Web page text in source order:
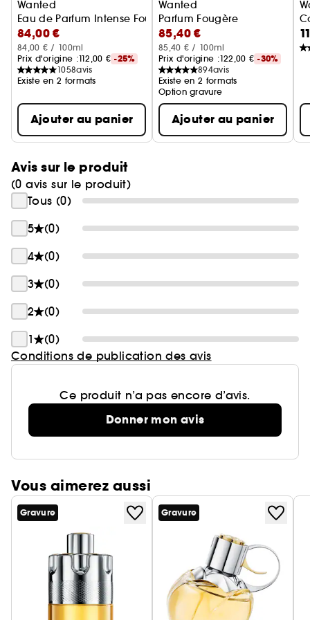
Wanted
Eau de Parfum Intense Fougère Orientale
84,00 €
84,00 € / 100ml
Prix d'origine :112,00 € -25%
1058avis
Existe en 2 formats
Ajouter au panier
Wanted
Parfum Fougère
85,40 €
85,40 € / 100ml
Prix d'origine :122,00 € -30%
894avis
Existe en 2 formats
Option gravure
Ajouter au panier
Avis sur le produit
(0 avis sur le produit)
Tous (0)
5
(0)
4
(0)
3
(0)
2
(0)
1
(0)
Conditions de publication des avis
Ce produit n’a pas encore d’avis.
Donner mon avis
Vous aimerez aussi
Gravure Gravure